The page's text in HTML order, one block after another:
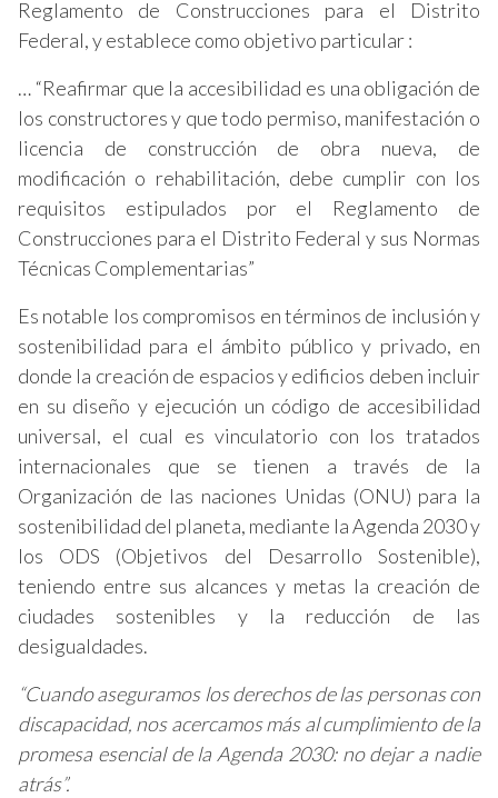
Reglamento de Construcciones para el Distrito
Federal, y establece como objetivo particular :
… “Reafirmar que la accesibilidad es una obligación de
los constructores y que todo permiso, manifestación o
licencia de construcción de obra nueva, de
modificación o rehabilitación, debe cumplir con los
requisitos estipulados por el Reglamento de
Construcciones para el Distrito Federal y sus Normas
Técnicas Complementarias”
Es notable los compromisos en términos de inclusión y
sostenibilidad para el ámbito público y privado, en
donde la creación de espacios y edificios deben incluir
en su diseño y ejecución un código de accesibilidad
universal, el cual es vinculatorio con los tratados
internacionales que se tienen a través de la
Organización de las naciones Unidas (ONU) para la
sostenibilidad del planeta, mediante la Agenda 2030 y
los ODS (Objetivos del Desarrollo Sostenible),
teniendo entre sus alcances y metas la creación de
ciudades sostenibles y la reducción de las
desigualdades.
“Cuando aseguramos los derechos de las personas con
discapacidad, nos acercamos más al cumplimiento de la
promesa esencial de la Agenda 2030: no dejar a nadie
atrás”.